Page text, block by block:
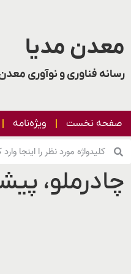
معدن مدیا
رسانه فناوری و نوآوری
صفحه نخست ویژه‌نامه
چادرملو،